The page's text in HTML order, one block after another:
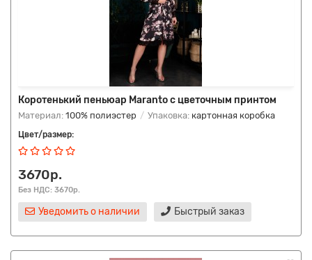
Коротенький пеньюар Maranto с цветочным принтом
Материал: 100% полиэстер Упаковка: картонная коробка
Цвет/размер:
3670р.
Без НДС: 3670р.
Уведомить о наличии Быстрый заказ